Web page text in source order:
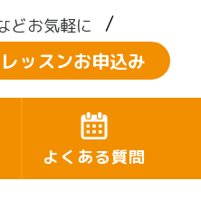
どお気軽に
ッスンお申込み
よくある質問